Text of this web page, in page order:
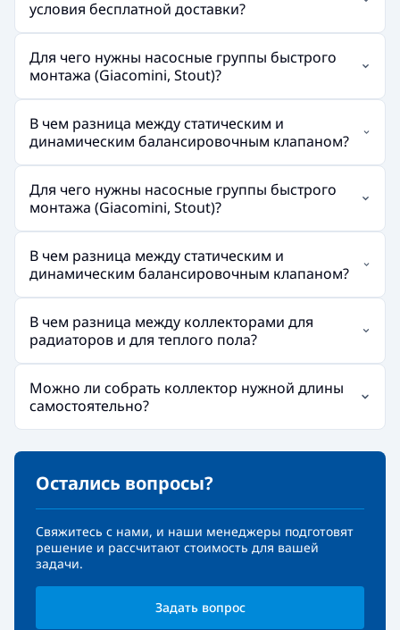
условия бесплатной доставки?
Для чего нужны насосные группы быстрого
монтажа (Giacomini, Stout)?
В чем разница между статическим и
динамическим балансировочным клапаном?
Для чего нужны насосные группы быстрого
монтажа (Giacomini, Stout)?
В чем разница между статическим и
динамическим балансировочным клапаном?
В чем разница между коллекторами для
радиаторов и для теплого пола?
Можно ли собрать коллектор нужной длины
самостоятельно?
Остались вопросы?
Свяжитесь с нами, и наши менеджеры подготовят
решение и рассчитают стоимость для вашей
задачи.
Задать вопрос